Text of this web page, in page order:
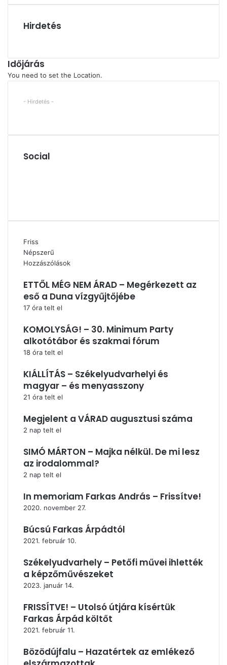
Hirdetés
Időjárás
You need to set the Location.
- Hirdetés -
Social
Friss
Népszerű
Hozzászólások
ETTŐL MÉG NEM ÁRAD – Megérkezett az
eső a Duna vízgyűjtőjébe
17 óra telt el
KOMOLYSÁG! – 30. Minimum Party
alkotótábor és szakmai fórum
18 óra telt el
KIÁLLÍTÁS – Székelyudvarhelyi és
magyar – és menyasszony
21 óra telt el
Megjelent a VÁRAD augusztusi száma
2 nap telt el
SIMÓ MÁRTON – Majka nélkül. De mi lesz
az irodalommal?
2 nap telt el
In memoriam Farkas András – Frissítve!
2020. november 27.
Búcsú Farkas Árpádtól
2021. február 10.
Székelyudvarhely – Petőfi művei ihlették
a képzőművészeket
2023. január 14.
FRISSÍTVE! – Utolsó útjára kísértük
Farkas Árpád költőt
2021. február 11.
Bözödújfalu – Hazatértek az emlékező